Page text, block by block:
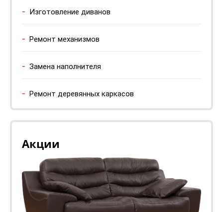
Изготовление диванов
Ремонт механизмов
Замена наполнителя
Ремонт деревянных каркасов
Акции